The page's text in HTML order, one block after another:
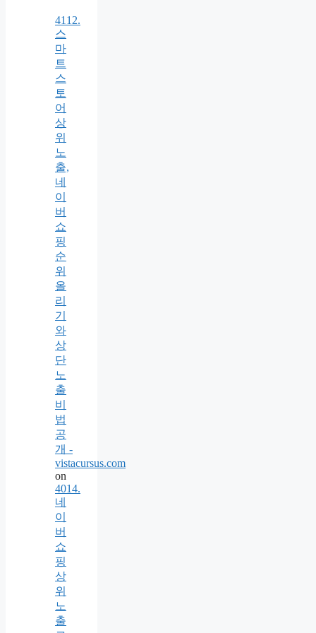
4112.
스
마
트
스
토
어
상
위
노
출,
네
이
버
쇼
핑
순
위
올
리
기
와
상
단
노
출
비
법
공
개 -
vistacursus.com
on
4014.
네
이
버
쇼
핑
상
위
노
출